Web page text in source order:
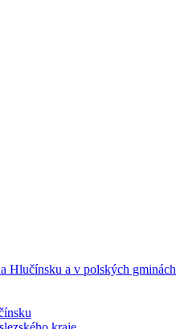
Hlučínsku a v polských gminách